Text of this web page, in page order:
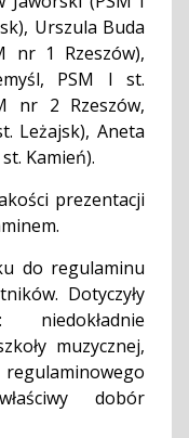
Urszula Buda
nr 1 Rzeszów),
PSM I st.
nr 2 Rzeszów,
Leżajsk), Aneta
Kamień).
prezentacji
do regulaminu
Dotyczyły
muzycznej,
dobór